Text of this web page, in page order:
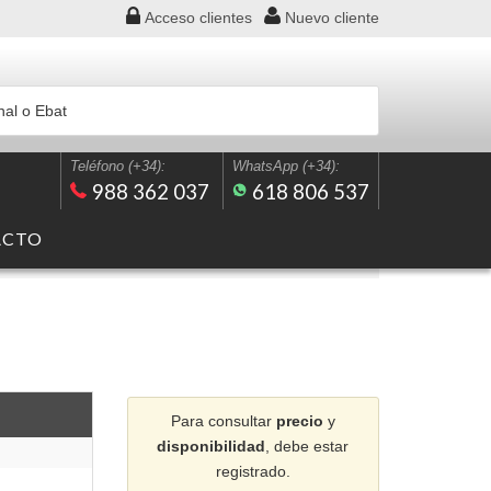
Acceso clientes Nuevo cliente
Teléfono (+34):
988 362 037
WhatsApp (+34):
618 806 537
Para consultar precio y
disponibilidad , debe estar
registrado.